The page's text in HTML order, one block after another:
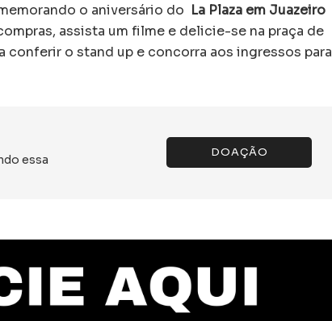
o aniversário do La Plaza em Juazeiro
assista um filme e delicie-se na praça de
conferir o stand up e concorra aos ingressos para
essa
DOAÇÃO